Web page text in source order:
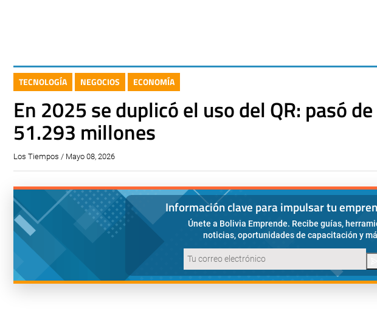
TECNOLOGÍA NEGOCIOS ECONOMÍA
En 2025 se duplicó el uso del QR: pasó
51.293 millones
Los Tiempos / Mayo 08, 2026
Información clave para impulsar tu
Únete a Bolivia Emprende. Recibe guías,
noticias, oportunidades de capacitación y